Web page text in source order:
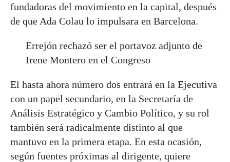
fundadoras del movimiento en la capital, después
de que Ada Colau lo impulsara en Barcelona.
Errejón rechazó ser el portavoz adjunto de
Irene Montero en el Congreso
El hasta ahora número dos entrará en la Ejecutiva
con un papel secundario, en la Secretaría de
Análisis Estratégico y Cambio Político, y su rol
también será radicalmente distinto al que
mantuvo en la primera etapa. En esta ocasión,
según fuentes próximas al dirigente, quiere